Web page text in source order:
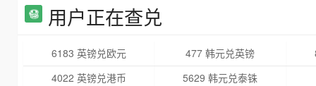
用户正在查兑
6183 英镑兑欧元 477 韩元兑英镑
4022 英镑兑港币
5629 韩元兑泰铢